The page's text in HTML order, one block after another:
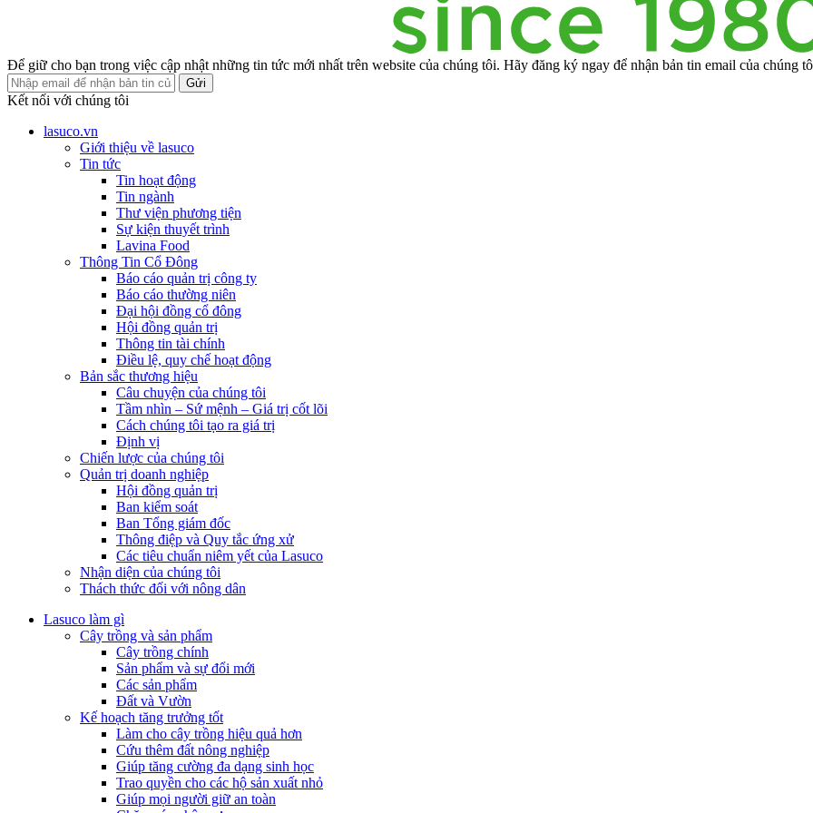
Để giữ cho bạn trong việc cập nhật những tin tức mới nhất trên website của chúng tôi. Hãy đăng ký ngay để nhận bản tin email của chúng
Gửi
Kết nối với chúng tôi
lasuco.vn
Giới thiệu về lasuco
Tin tức
Tin hoạt động
Tin ngành
Thư viện phương tiện
Sự kiện thuyết trình
Lavina Food
Thông Tin Cổ Đông
Báo cáo quản trị công ty
Báo cáo thường niên
Đại hội đồng cổ đông
Hội đồng quản trị
Thông tin tài chính
Điều lệ, quy chế hoạt động
Bản sắc thương hiệu
Câu chuyện của chúng tôi
Tầm nhìn – Sứ mệnh – Giá trị cốt lõi
Cách chúng tôi tạo ra giá trị
Định vị
Chiến lược của chúng tôi
Quản trị doanh nghiệp
Hội đồng quản trị
Ban kiểm soát
Ban Tổng giám đốc
Thông điệp và Quy tắc ứng xử
Các tiêu chuẩn niêm yết của Lasuco
Nhận diện của chúng tôi
Thách thức đối với nông dân
Lasuco làm gì
Cây trồng và sản phẩm
Cây trồng chính
Sản phẩm và sự đổi mới
Các sản phẩm
Đất và Vườn
Kế hoạch tăng trưởng tốt
Làm cho cây trồng hiệu quả hơn
Cứu thêm đất nông nghiệp
Giúp tăng cường đa dạng sinh học
Trao quyền cho các hộ sản xuất nhỏ
Giúp mọi người giữ an toàn